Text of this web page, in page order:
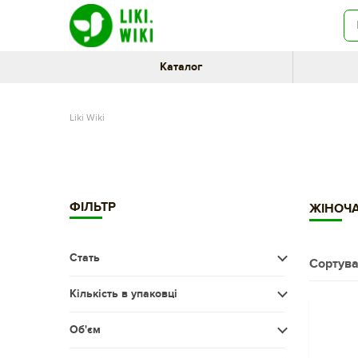
Каталог
Liki Wiki
ФІЛЬТР
Стать
Жіноча
Кількість в упаковці
Об'єм